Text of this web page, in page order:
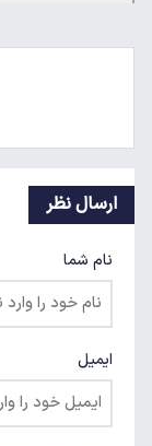
ارسال نظر
نام شما
ایمیل